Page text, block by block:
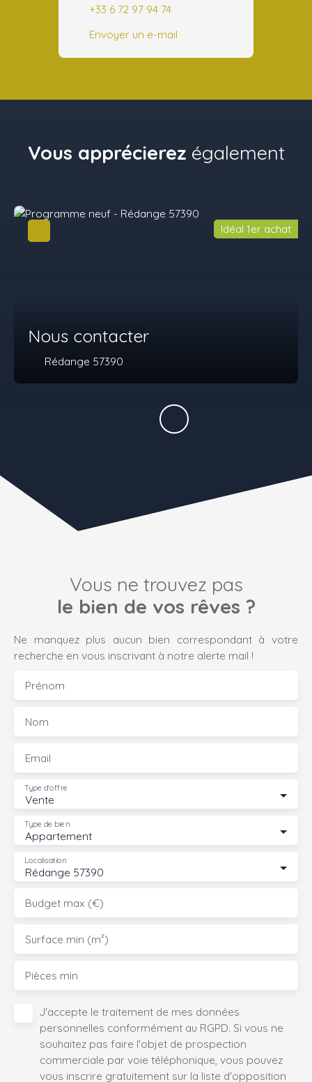
+33 6 72 97 94 74
Envoyer un e-mail
Vous apprécierez également
Nous contacter
Rédange 57390
Idéal 1er achat
Vous ne trouvez pas
le bien de vos rêves ?
Ne manquez plus aucun bien correspondant à votre
recherche en vous inscrivant à notre alerte mail !
Prénom
Nom
Email
Vente
Type d'offre
Appartement
Type de bien
Rédange 57390
Localisation
Budget max (€)
Surface min (m²)
Pièces min
J'accepte le traitement de mes données
personnelles conformément au RGPD. Si vous ne
souhaitez pas faire l'objet de prospection
commerciale par voie téléphonique, vous pouvez
vous inscrire gratuitement sur la liste d'opposition